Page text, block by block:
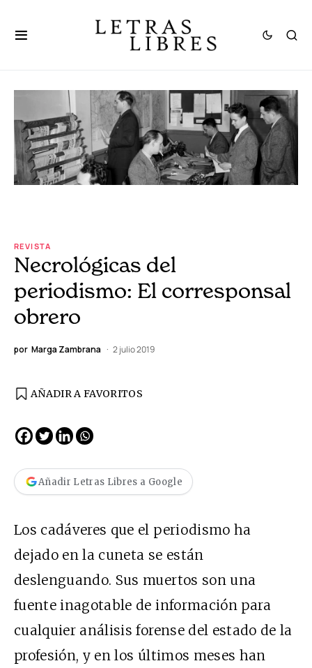
REVISTA
Necrológicas del
periodismo: El corresponsal
obrero
por Marga Zambrana 2 julio 2019
AÑADIR A FAVORITOS
Añadir Letras Libres a Google
Los cadáveres que el periodismo ha
dejado en la cuneta se están
deslenguando. Sus muertos son una
fuente inagotable de información para
cualquier análisis forense del estado de la
profesión, y en los últimos meses han